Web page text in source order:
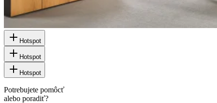
Hotspot
Hotspot
Hotspot
Potrebujete pomôcť
alebo poradiť?